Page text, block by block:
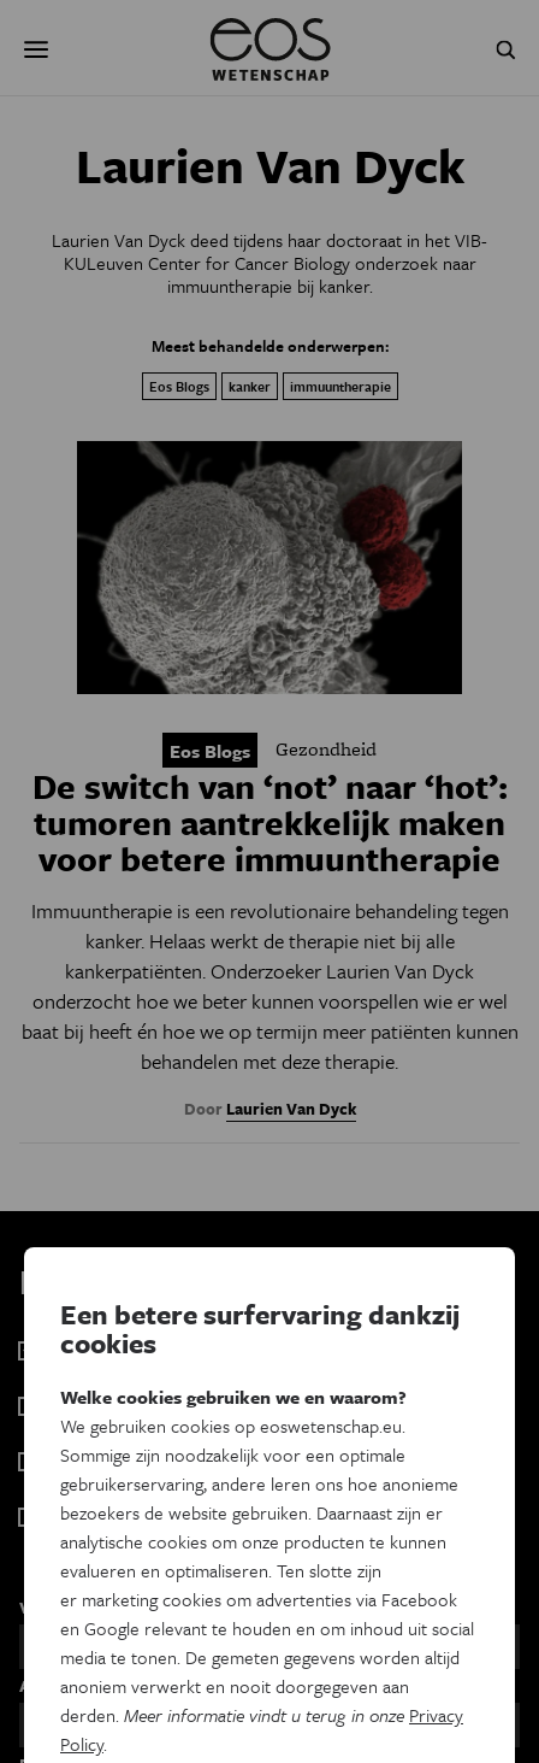
naar
GEZONDHEID RUIMTE
NATUURWETENSCHAPPEN GESCHIEDENIS
PODCAST AGENDA
Laurien Van Dyck
Laurien Van Dyck deed tijdens haar doctoraat in het VIB-
KULeuven Center for Cancer Biology onderzoek naar
immuuntherapie bij kanker.
Meest behandelde onderwerpen:
Eos Blogs kanker immuuntherapie
Eos Blogs Gezondheid
De switch van ‘not’ naar ‘hot’:
tumoren aantrekkelijk maken
voor betere immuuntherapie
Immuuntherapie is een revolutionaire behandeling tegen
kanker. Helaas werkt de therapie niet bij alle
kankerpatiënten. Onderzoeker Laurien Van Dyck
onderzocht hoe we beter kunnen voorspellen wie er wel
baat bij heeft én hoe we op termijn meer patiënten kunnen
behandelen met deze therapie.
Door Laurien Van Dyck
Kies je nieuwsbrief
Eos Wetenschap
Tracé
Wekelijks
Psyche & brein
Tweewekelijks
Iedereen wetenschapper
Maandelijks
Voornaam
Achternaam
Een betere surfervaring dankzij
cookies
Welke cookies gebruiken we en waarom?
We gebruiken cookies op eoswetenschap.eu.
Sommige zijn noodzakelijk voor een optimale
gebruikerservaring, andere leren ons hoe anonieme
bezoekers de website gebruiken. Daarnaast zijn er
analytische cookies om onze producten te kunnen
evalueren en optimaliseren. Ten slotte zijn
er marketing cookies om advertenties via Facebook
en Google relevant te houden en om inhoud uit social
media te tonen. De gemeten gegevens worden altijd
anoniem verwerkt en nooit doorgegeven aan
derden.Meer informatie vindt u terug in onze Privacy
Policy.